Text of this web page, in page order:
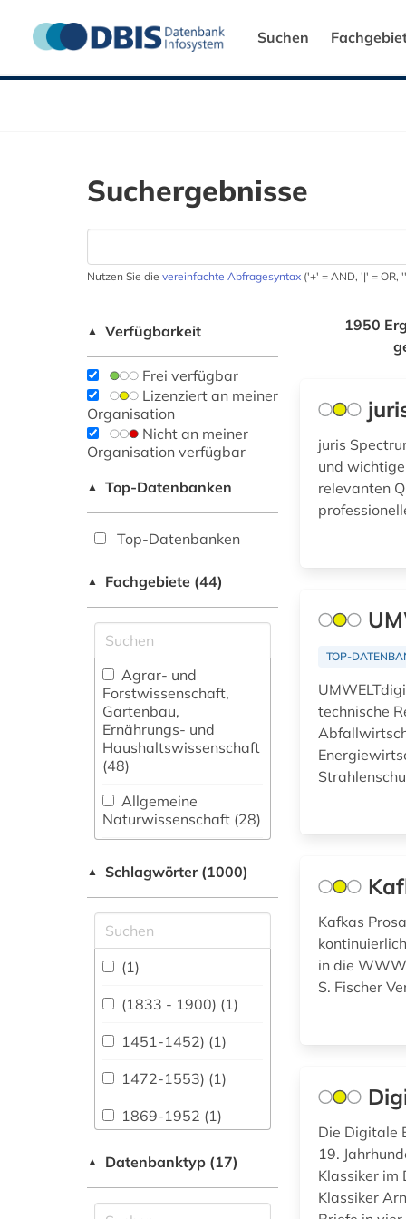
Suchen
Suchergebnisse
Nutzen Sie die vereinfachte Abfragesyntax ('+' = AND, '|' = OR,
▲ Verfügbarkeit
Frei verfügbar
Lizenziert an meiner
Organisation
Nicht an meiner
Organisation verfügbar
▲ Top-Datenbanken
Top-Datenbanken
▲ Fachgebiete (44)
Agrar- und
Forstwissenschaft,
Gartenbau,
Ernährungs- und
Haushaltswissenschaft
(48)
Allgemeine
Naturwissenschaft (28)
fachübergreifende
Allgemeine und
vergleichende Sprach-
und
Literaturwissenschaft.
Indogermanistik.
Außereuropäische
Sprachen und
Literaturen (61)
Anglistik.
Amerikanistik (6)
▲ Schlagwörter (1000)
(1)
(1833 - 1900) (1)
1451-1452) (1)
1472-1553) (1)
1869-1952 (1)
1940-1944 (1)
1940-1945 (1)
▲ Datenbanktyp (17)
1950
juris
und
relevanten
TOP-
technische
Kafkas
in die
S. Fischer
Die Digitale
19.
Klassiker im
Klassiker